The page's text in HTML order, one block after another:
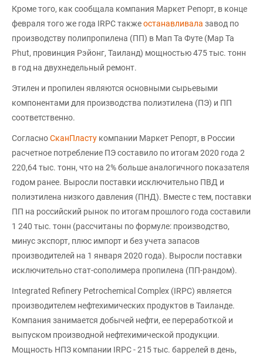
Кроме того, как сообщала компания Маркет Репорт, в конце
февраля того же года IRPC такжеостанавливала завод по
производству полипропилена (ПП) в Мап Та Футе (Map Ta
Phut, провинция Рэйонг, Таиланд) мощностью 475 тыс. тонн
в год на двухнедельный ремонт.
Этилен и пропилен являются основными сырьевыми
компонентами для производства полиэтилена (ПЭ) и ПП
соответственно.
СогласноСканПласту компании Маркет Репорт, в России
расчетное потребление ПЭ составило по итогам 2020 года 2
220,64 тыс. тонн, что на 2% больше аналогичного показателя
годом ранее. Выросли поставки исключительно ПВД и
полиэтилена низкого давления (ПНД). Вместе с тем, поставки
ПП на российский рынок по итогам прошлого года составили
1 240 тыс. тонн (рассчитаны по формуле: производство,
минус экспорт, плюс импорт и без учета запасов
производителей на 1 января 2020 года). Выросли поставки
исключительно стат-сополимера пропилена (ПП-рандом).
Integrated Refinery Petrochemical Complex (IRPC) является
производителем нефтехимических продуктов в Таиланде.
Компания занимается добычей нефти, ее переработкой и
выпуском производной нефтехимической продукции.
Мощность НПЗ компании IRPC - 215 тыс. баррелей в день,